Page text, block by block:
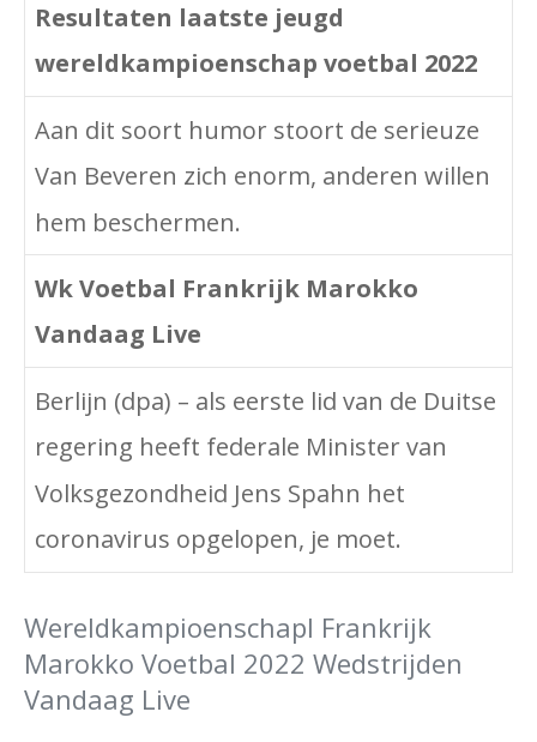
Resultaten laatste jeugd
wereldkampioenschap voetbal 2022
Aan dit soort humor stoort de serieuze
Van Beveren zich enorm, anderen willen
hem beschermen.
Wk Voetbal Frankrijk Marokko
Vandaag Live
Berlijn (dpa) – als eerste lid van de Duitse
regering heeft federale Minister van
Volksgezondheid Jens Spahn het
coronavirus opgelopen, je moet.
Wereldkampioenschapl Frankrijk
Marokko Voetbal 2022 Wedstrijden
Vandaag Live